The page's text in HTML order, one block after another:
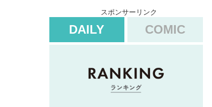
スポンサーリンク
DAILY COMIC